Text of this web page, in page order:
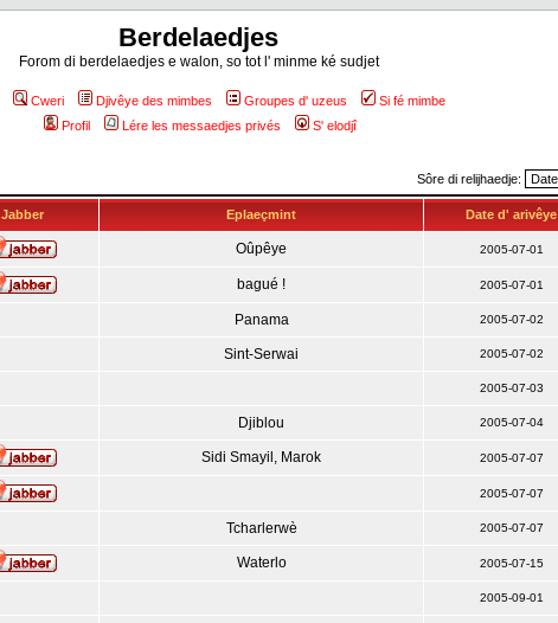
Berdelaedjes
Forom di berdelaedjes e walon, so tot l' minme ké sudjet
Cweri Djivêye des mimbes Groupes d' uzeus
Si fé mimbe
Profil
Lére les messaedjes privés S' elodjî
Sôre di relijhaedje:
Jabber Eplaeçmint Date d' arivêye
Oûpêye 2005-07-01
bagué ! 2005-07-01
Panama 2005-07-02
Sint-Serwai 2005-07-02
2005-07-03
Djiblou 2005-07-04
Sidi Smayil, Marok 2005-07-07
2005-07-07
Tcharlerwè 2005-07-07
Waterlo 2005-07-15
2005-09-01